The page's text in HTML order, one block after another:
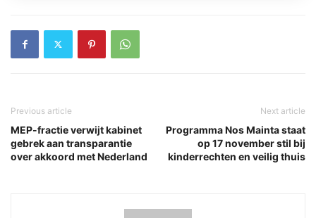
Previous article
MEP-fractie verwijt kabinet
gebrek aan transparantie
over akkoord met Nederland
Next article
Programma Nos Mainta staat
op 17 november stil bij
kinderrechten en veilig thuis